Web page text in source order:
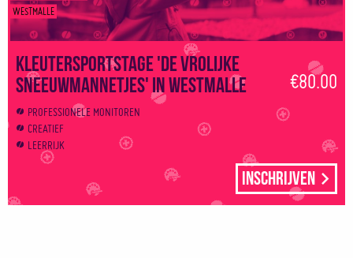
WESTMALLE
Kleutersportstage 'De vrolijke
sneeuwmannetjes' in Westmalle
€80.00
PROFESSIONELE MONITOREN
CREATIEF
LEERRIJK
Inschrijven